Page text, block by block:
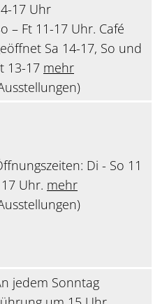
17 Uhr
– Ft 11-17 Uhr. Café
Sa 14-17, So und
13-17 mehr
Di - So 11
Uhr. mehr
jedem Sonntag